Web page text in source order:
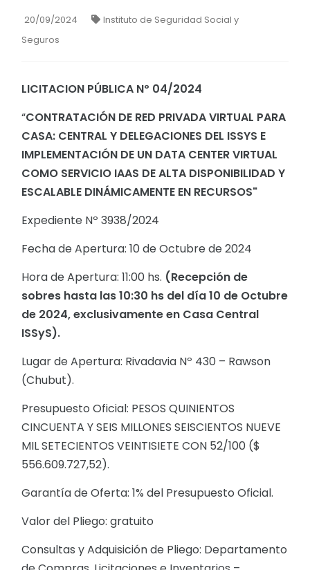
20/09/2024
Instituto de Seguridad Social y
Seguros
LICITACION PÚBLICA Nº 04/2024
“CONTRATACIÓN DE RED PRIVADA VIRTUAL PARA
CASA: CENTRAL Y DELEGACIONES DEL ISSYS E
IMPLEMENTACIÓN DE UN DATA CENTER VIRTUAL
COMO SERVICIO IAAS DE ALTA DISPONIBILIDAD Y
ESCALABLE DINÁMICAMENTE EN RECURSOS"
Expediente Nº 3938/2024
Fecha de Apertura: 10 de Octubre de 2024
Hora de Apertura: 11:00 hs. (Recepción de
sobres hasta las 10:30 hs del día 10 de Octubre
de 2024, exclusivamente en Casa Central
ISSyS).
Lugar de Apertura: Rivadavia Nº 430 – Rawson
(Chubut).
Presupuesto Oficial: PESOS QUINIENTOS
CINCUENTA Y SEIS MILLONES SEISCIENTOS NUEVE
MIL SETECIENTOS VEINTISIETE CON 52/100 ($
556.609.727,52).
Garantía de Oferta: 1% del Presupuesto Oficial.
Valor del Pliego: gratuito
Consultas y Adquisición de Pliego: Departamento